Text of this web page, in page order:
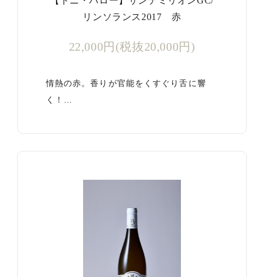
リンソランス2017 赤
22,000円(税抜20,000円)
情熱の赤。香りが官能をくすぐり舌に響
く！…